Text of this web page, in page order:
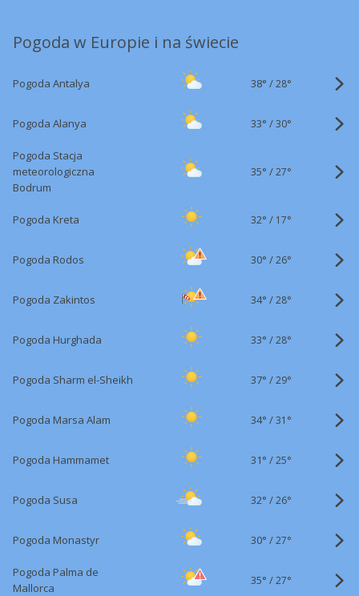
Pogoda w Europie i na świecie
Pogoda Antalya 38° /28°
Pogoda Alanya 33° /30°
Pogoda Stacja
meteorologiczna
Bodrum
35° /27°
Pogoda Kreta 32° / 17°
Pogoda Rodos 30° /26°
Pogoda Zakintos 34° /28°
Pogoda Hurghada 33° /28°
Pogoda Sharm el-Sheikh 37° /29°
Pogoda Marsa Alam 34° /31°
Pogoda Hammamet 31° /25°
Pogoda Susa 32° /26°
Pogoda Monastyr 30° /27°
Pogoda Palma de
Mallorca
35° /27°